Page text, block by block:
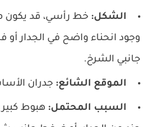
الشكل: خط رأسي، قد يكون
وجود انحناء واضح في الجدار
جانبي الشرخ.
الموقع الشائع: جدران
السبب المحتمل: هبوط